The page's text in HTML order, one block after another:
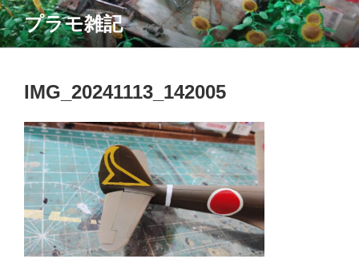
コ
ン
テ
プラモ雑記
IMG_20241113_142005